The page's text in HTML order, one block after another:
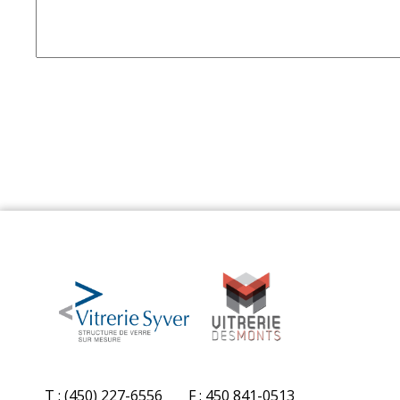
T : (450) 227-6556 F : 450 841-0513